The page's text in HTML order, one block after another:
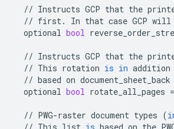
// Instructs GCP that the
// first. In that case GCP will
optional bool
// Instructs GCP that the
// This rotation is in addition
// based on document_sheet_back
optional bool rotate_all_pages =
// PWG-raster document types (